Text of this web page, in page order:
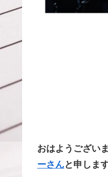
おはようござい
ーさんと申します